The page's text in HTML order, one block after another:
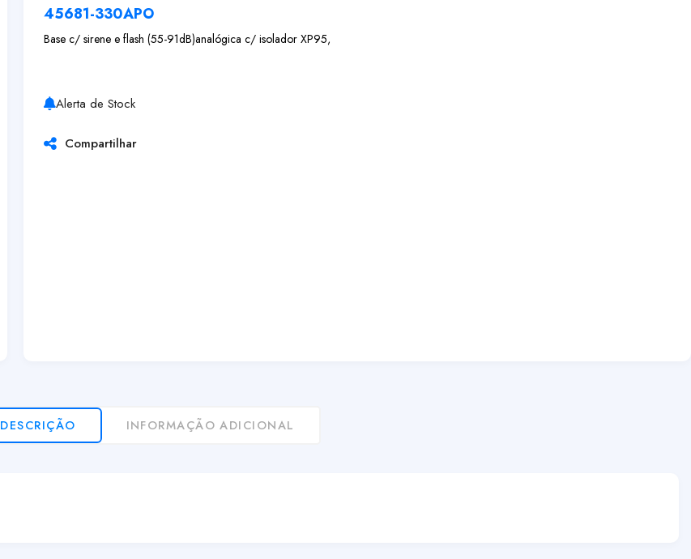
45681-330APO
Base c/ sirene e flash (55-91dB)analógica c/ isolador XP95,
Alerta de Stock
Compartilhar
DESCRIÇÃO INFORMAÇÃO ADICIONAL